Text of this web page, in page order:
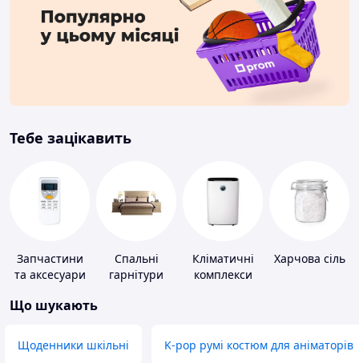
Тебе зацікавить
Запчастини
та аксесуари
кондиціонерів
Спальні
гарнітури
Кліматичні
комплекси
Харчова сіль
Що шукають
Щоденники шкільні K-pop румі костюм для аніматорів